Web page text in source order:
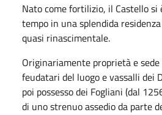
Nato come fortilizio, il Castello
tempo in una splendida
quasi rinascimentale.
Originariamente proprietà e sede
feudatari del luogo e vassalli dei
poi possesso dei Fogliani (dal
di uno strenuo assedio da parte